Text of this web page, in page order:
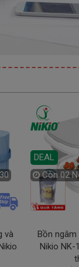
và
DEAL
Còn 02
Bồn ngâm
Nikio NK-